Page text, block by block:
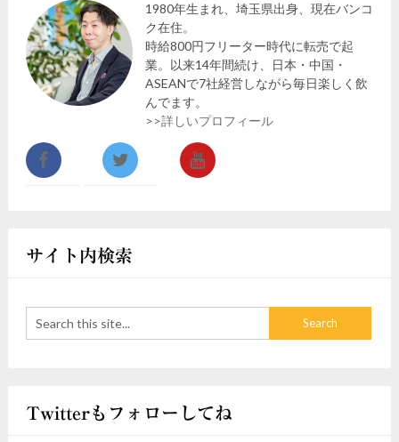
1980年生まれ、埼玉県出身、現在バンコ
ク在住。
時給800円フリーター時代に転売で起
業。以来14年間続け、日本・中国・
ASEANで7社経営しながら毎日楽しく飲
んでます。
>>詳しいプロフィール
サイト内検索
Twitterもフォローしてね